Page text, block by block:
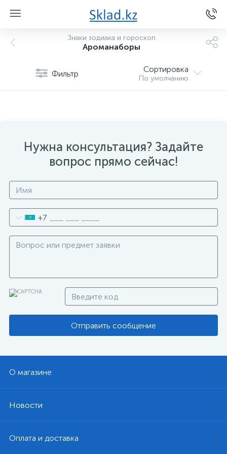
Знаки зодиака и гороскоп
Ароманаборы
Фильтр Сортировка
По умолчанию
Нужна консультация? Задайте
вопрос прямо сейчас!
+7
Отправить сообщение
О магазине
Новости
Оплата и доставка